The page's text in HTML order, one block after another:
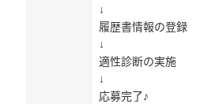
↓
履歴書情報の登録
↓
適性診断の実施
↓
応募完了♪